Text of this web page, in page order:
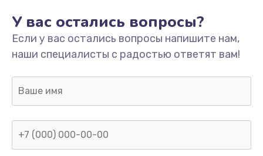
Ремонт динамика
400 руб.
Заказать
Замена дисплея
1200 руб.
У вас остались вопросы?
Если у вас остались вопросы напишите нам,
наши специалисты с радостью ответят вам!